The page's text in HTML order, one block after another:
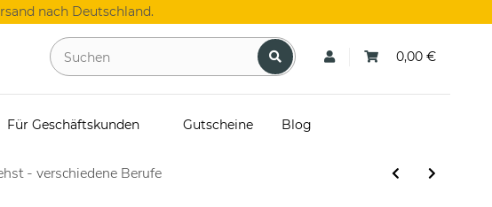
nach Deutschland.
0,00 €
Für Geschäftskunden Gutscheine Blog
- verschiedene Berufe